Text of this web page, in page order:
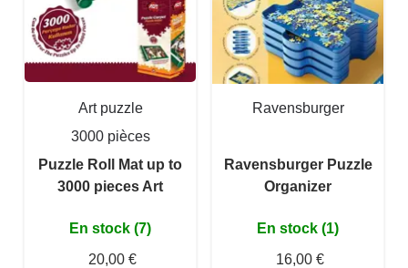
Art puzzle
3000 pièces
Puzzle Roll Mat up to
3000 pieces Art
En stock (7)
20,00 €
Ravensburger
Ravensburger Puzzle
Organizer
En stock (1)
16,00 €